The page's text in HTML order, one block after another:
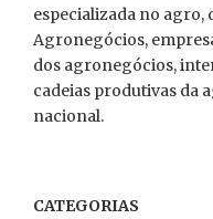
especializada no agro,
Agronegócios,
dos agronegócios,
cadeias produtivas da
nacional.
CATEGORIAS